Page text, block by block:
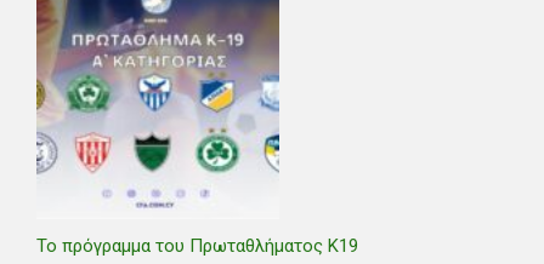
Το πρόγραμμα του Πρωταθλήματος Κ19